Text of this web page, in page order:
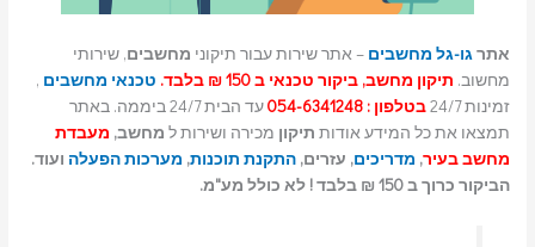
אתרגו-גל מחשבים – אתר שירות עבור תיקוני מחשבים, שירותי
מחשוב. תיקון מחשב, ביקור טכנאי ב 150 ₪ בלבד. טכנאי מחשבים ,
זמינות 24/7
בטלפון : 054-6341248
עד הבית 24/7 ביממה. באתר
תמצאו את כל המידע אודות תיקון מכירה ושירות ל מחשב, מעבדת
מחשב בעיר, מדריכים, עזרים,התקנת תוכנות, מערכות הפעלה ועוד.
הביקור כרוך ב 150 ₪ בלבד ! לא כולל מע"מ.